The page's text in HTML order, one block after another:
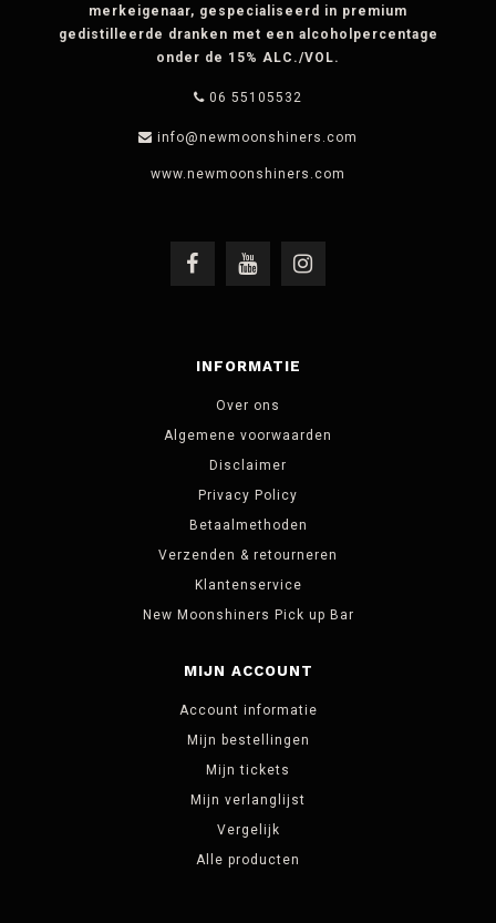
merkeigenaar, gespecialiseerd in premium
gedistilleerde dranken met een alcoholpercentage
onder de 15% ALC./VOL.
06 55105532
info@newmoonshiners.com
INFORMATIE
Over ons
Algemene voorwaarden
Disclaimer
Privacy Policy
Betaalmethoden
Verzenden & retourneren
Klantenservice
New Moonshiners Pick up Bar
MIJN ACCOUNT
Account informatie
Mijn bestellingen
Mijn tickets
Mijn verlanglijst
Vergelijk
Alle producten